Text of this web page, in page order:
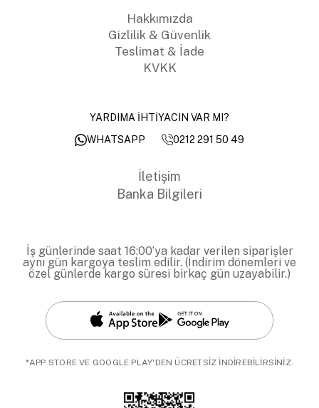
Hakkımızda
Gizlilik & Güvenlik
Teslimat & İade
KVKK
YARDIMA İHTİYACIN VAR MI?
WHATSAPP
0212 291 50 49
İletişim
Banka Bilgileri
İş günlerinde saat 16:00’ya kadar verilen siparişler
aynı gün kargoya teslim edilir. (İndirim dönemleri ve
özel günlerde kargo süresi birkaç gün uzayabilir.)
*APP STORE VE GOOGLE PLAY'DEN ÜCRETSİZ İNDİREBİLİRSİNİZ.